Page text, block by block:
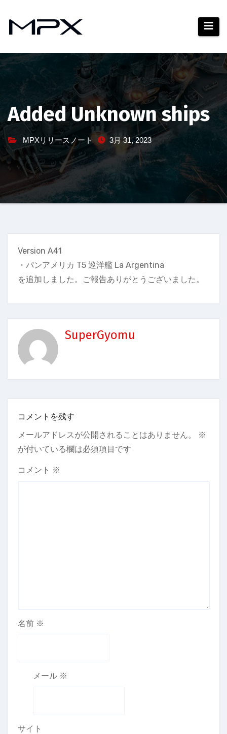
ツ
ッAdded Unknown ships
MPXリリースノート 3月 31, 2023
Version A41
・パンアメリカ T5 巡洋艦 La Argentina
を追加しました。ご報告ありがとうございました。
SuperGyomu
コメントを残す
メールアドレスが公開されることはありません。
※
が付いている欄は必須項目です
コメント ※
名前 ※
メール ※
サイト